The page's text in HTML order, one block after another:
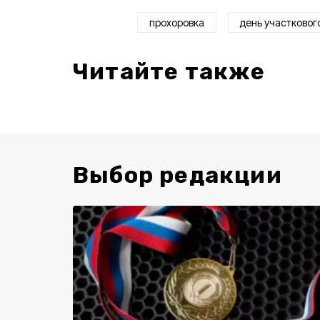
прохоровка день
Читайте также
Выбор редакции